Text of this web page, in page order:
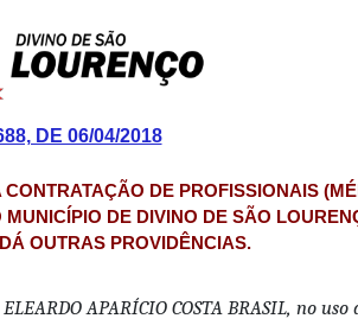
DE 06/04/2018
CONTRATAÇÃO DE PROFISSIONAIS
MUNICÍPIO DE DIVINO DE SÃO
OUTRAS PROVIDÊNCIAS.
APARÍCIO COSTA BRASIL, no